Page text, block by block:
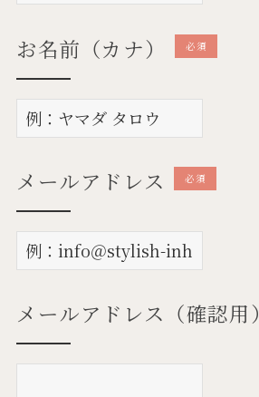
お名前（カナ） 必須
メールアドレス 必須
メールアドレス（確認用）